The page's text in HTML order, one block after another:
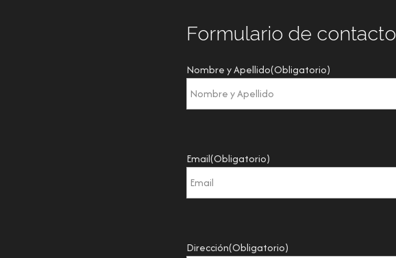
Formulario de contacto
Nombre y Apellido(Obligatorio)
Email(Obligatorio)
Dirección(Obligatorio)